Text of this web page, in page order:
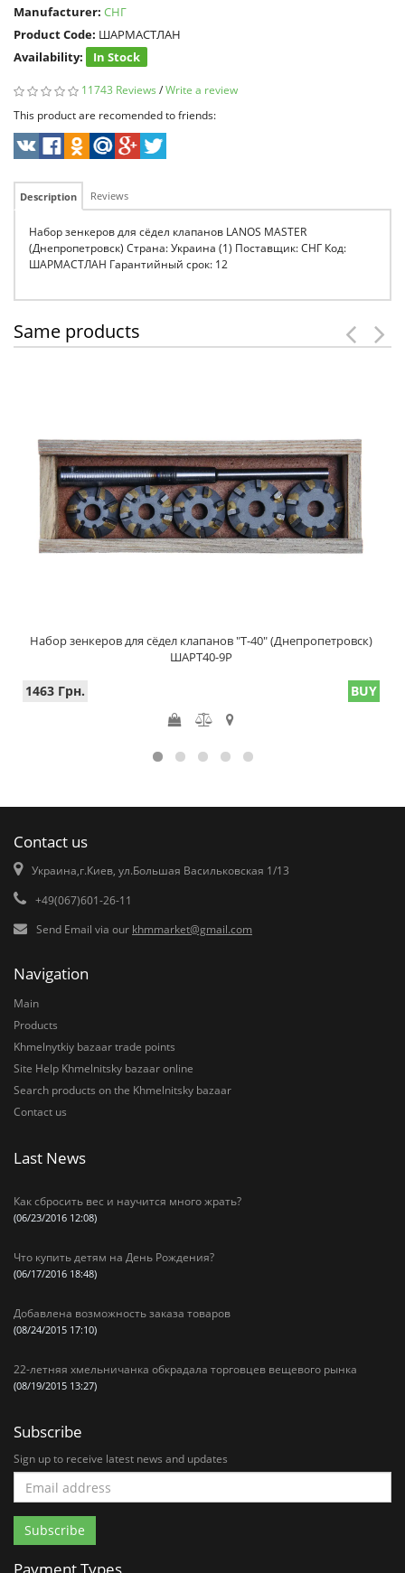
Manufacturer: СНГ
Product Code: ШАРМАСТЛАН
Availability:
In Stock
11743 Reviews /Write a review
This product are recomended to friends:
Description Reviews
Набор зенкеров для сёдел клапанов LANOS MASTER
(Днепропетровск) Страна: Украина (1) Поставщик: СНГ Код:
ШАРМАСТЛАН Гарантийный срок: 12
Same products
Набор зенкеров для сёдел клапанов "Т-40" (Днепропетровск)
ШАРТ40-9Р
1463 Грн. BUY
Contact us
Украина,г.Киев, ул.Большая Васильковская 1/13
+49(067)601-26-11
Send Email via our khmmarket@gmail.com
Navigation
Main
Products
Khmelnytkiy bazaar trade points
Site Help Khmelnitsky bazaar online
Search products on the Khmelnitsky bazaar
Contact us
Last News
Как сбросить вес и научится много жрать?
(06/23/2016 12:08)
Что купить детям на День Рождения?
(06/17/2016 18:48)
Добавлена возможность заказа товаров
(08/24/2015 17:10)
22-летняя хмельничанка обкрадала торговцев вещевого рынка
(08/19/2015 13:27)
Subscribe
Sign up to receive latest news and updates